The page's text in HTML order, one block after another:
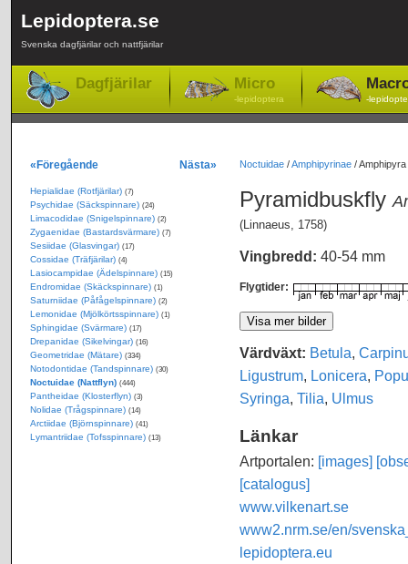
Lepidoptera.se
Svenska dagfjärilar och nattfjärilar
Dagfjärilar Micro
-lepidoptera -
Noctuidae/Amphipyrinae/
Pyramidbuskfly
(Linnaeus, 1758)
Vingbredd: 40-54 mm
Flygtider:
Värdväxt: Betula,
Ligustrum, Lonicera,
Syringa, Tilia, Ulmus
Länkar
Artportalen: [images]
[catalogus]
www.vilkenart.se
www2.nrm.se/en/
lepidoptera.eu
«Föregående Nästa»
Hepialidae (Rotfjärilar) (7)
Psychidae (Säckspinnare) (24)
Limacodidae (Snigelspinnare) (2)
Zygaenidae (Bastardsvärmare) (7)
Sesiidae (Glasvingar) (17)
Cossidae (Träfjärilar) (4)
Lasiocampidae (Ädelspinnare) (15)
Endromidae (Skäckspinnare) (1)
Saturniidae (Påfågelspinnare) (2)
Lemonidae (Mjölkörtsspinnare) (1)
Sphingidae (Svärmare) (17)
Drepanidae (Sikelvingar) (16)
Geometridae (Mätare) (334)
Notodontidae (Tandspinnare) (30)
Noctuidae (Nattflyn) (444)
Pantheidae (Klosterflyn) (3)
Nolidae (Trågspinnare) (14)
Arctiidae (Björnspinnare) (41)
Lymantriidae (Tofsspinnare) (13)